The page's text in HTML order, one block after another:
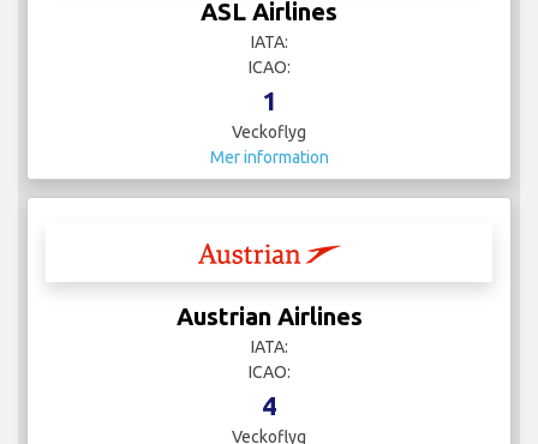
ASL Airlines
IATA:
ICAO:
1
Veckoflyg
Mer information
Austrian Airlines
IATA:
ICAO:
4
Veckoflyg